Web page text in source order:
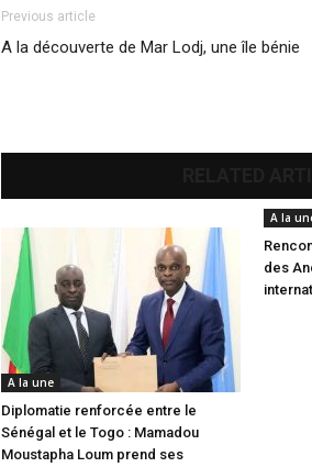
Previous article
A la découverte de Mar Lodj, une île bénie
A la une
Diplomatie renforcée entre le
Sénégal et le Togo : Mamadou
Moustapha Loum prend ses
A la
des